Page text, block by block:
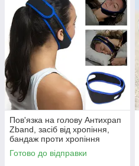
Пов'язка на голову Антихрап
Zband, засіб від хропіння,
бандаж проти хропіння
Готово до відправки